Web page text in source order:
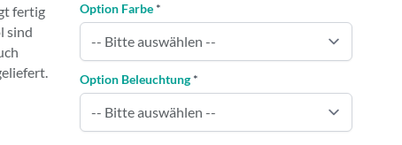
fertig
sind
Option Farbe *
Option Beleuchtung *